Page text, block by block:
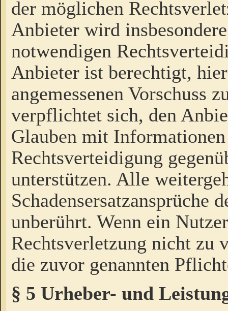
der möglichen
Anbieter wird
notwendigen
Anbieter ist berechtigt,
angemessenen Vorschuss
verpflichtet sich, den
Glauben mit
Rechtsverteidigung
unterstützen. Alle
Schadensersatzansprüche
unberührt. Wenn ein
Rechtsverletzung nicht zu
die zuvor genannten
§ 5 Urheber- und